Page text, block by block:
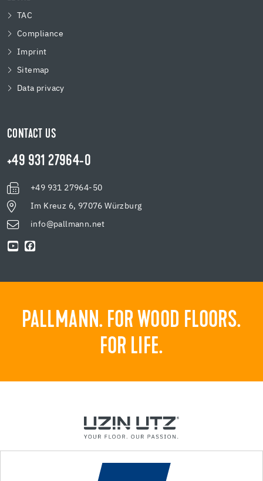
TAC
Compliance
Imprint
Sitemap
Data privacy
CONTACT US
+49 931 27964-0
+49 931 27964-50
Im Kreuz 6, 97076 Würzburg
info@pallmann.net
PALLMANN. FOR WOOD FLOORS.
FOR LIFE.